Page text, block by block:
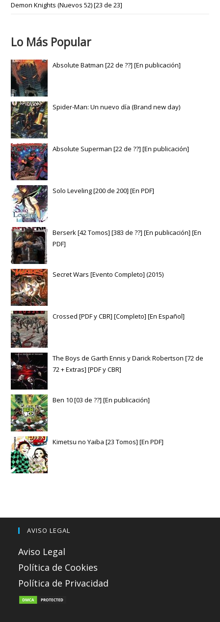
Demon Knights (Nuevos 52) [23 de 23]
Lo Más Popular
Absolute Batman [22 de ??] [En publicación]
Spider-Man: Un nuevo día (Brand new day)
Absolute Superman [22 de ??] [En publicación]
Solo Leveling [200 de 200] [En PDF]
Berserk [42 Tomos] [383 de ??] [En publicación] [En
PDF]
Secret Wars [Evento Completo] (2015)
Crossed [PDF y CBR] [Completo] [En Español]
The Boys de Garth Ennis y Darick Robertson [72 de
72 + Extras] [PDF y CBR]
Ben 10 [03 de ??] [En publicación]
Kimetsu no Yaiba [23 Tomos] [En PDF]
AVISO LEGAL
Aviso Legal
Política de Cookies
Política de Privacidad